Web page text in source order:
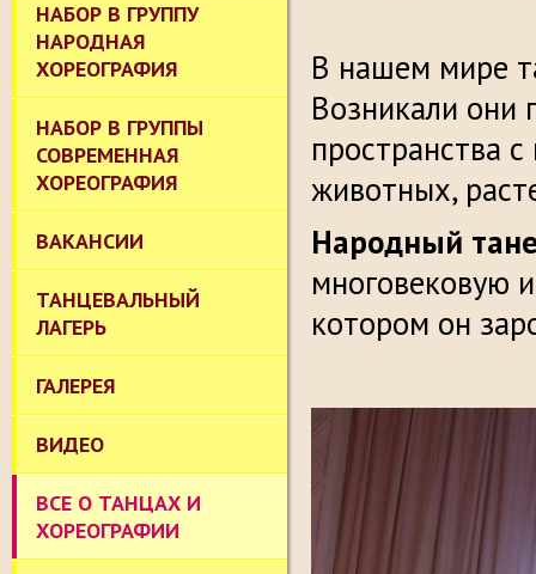
НАБОР В ГРУППУ
НАРОДНАЯ
ХОРЕОГРАФИЯ
НАБОР В ГРУППЫ
СОВРЕМЕННАЯ
ХОРЕОГРАФИЯ
ВАКАНСИИ
ТАНЦЕВАЛЬНЫЙ
ЛАГЕРЬ
ГАЛЕРЕЯ
ВИДЕО
ВСЕ О ТАНЦАХ И
ХОРЕОГРАФИИ
В нашем мире
Возникали они
пространства
животных,
Народный
многовековую
котором он